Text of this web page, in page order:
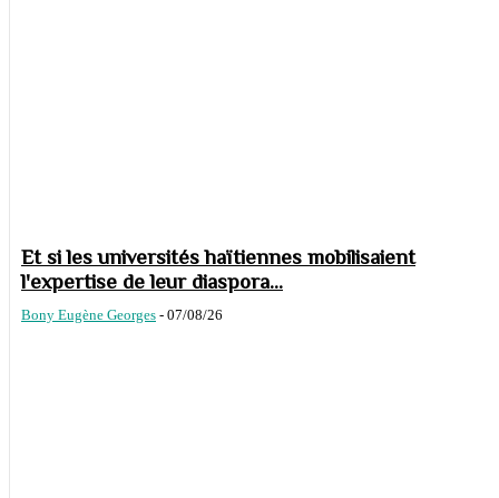
Et si les universités haïtiennes mobilisaient
l'expertise de leur diaspora...
Bony Eugène Georges - 07/08/26